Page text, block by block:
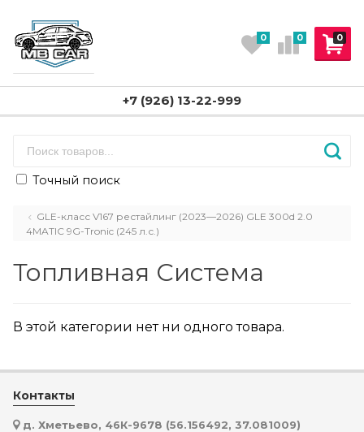
0
0 0
+7 (926) 13-22-999
Точный поиск
GLE-класс V167 рестайлинг (2023—2026) GLE 300d 2.0
4MATIC 9G-Tronic (245 л.с.)
Топливная Система
В этой категории нет ни одного товара.
Контакты
д. Хметьево, 46К-9678 (56.156492, 37.081009)